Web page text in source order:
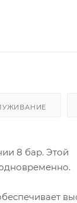
8 бар. Этой